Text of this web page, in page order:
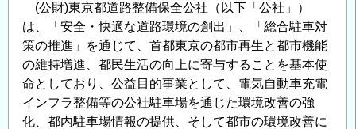
で
安
全・
安
心
な
(公財)東京都道路整備保全公社（以下「公社」）
は、「安全・快適な道路環境の創出」、「総合駐車対
策の推進」を通じて、首都東京の都市再生と都市機能
の維持増進、都民生活の向上に寄与することを基本使
命としており、公益目的事業として、電気自動車充電
インフラ整備等の公社駐車場を通じた環境改善の強
化、都内駐車場情報の提供、そして都市の環境改善に